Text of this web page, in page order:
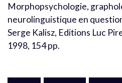
Morphopsychologie,
neurolinguistique en
Serge Kalisz, Editions Luc
1998, 154 pp.